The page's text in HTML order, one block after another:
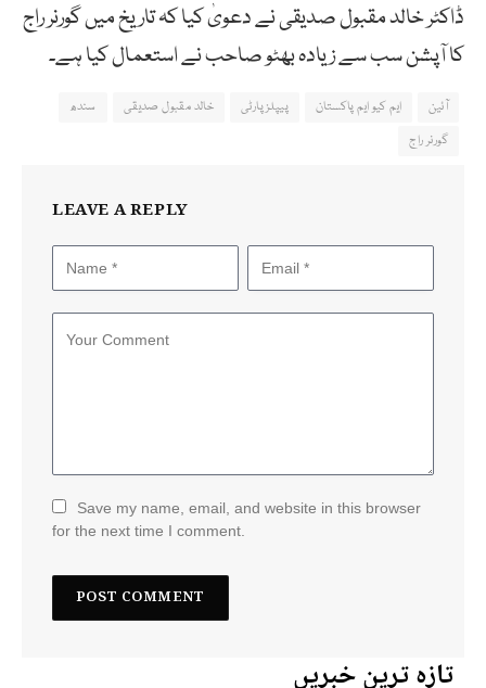
ڈاکٹر خالد مقبول صدیقی نے دعویٰ کیا کہ تاریخ میں گورنر راج
کا آپشن سب سے زیادہ بھٹو صاحب نے استعمال کیا ہے۔
آئین ایم کیو ایم پاکستان پیپلزپارٹی خالد مقبول صدیقی
سندھ
گورنر راج
LEAVE A REPLY
Save my name, email, and website in this browser
for the next time I comment.
تازہ ترین خبریں